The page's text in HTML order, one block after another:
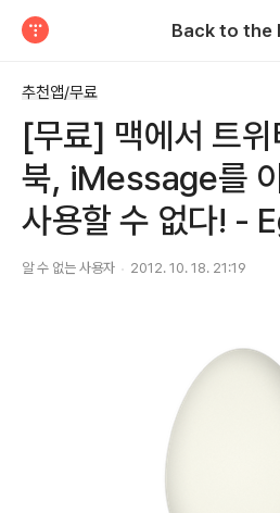
Back to the
추천앱/무료
[무료] 맥에서 트
북, iMessage를
사용할 수 없다! -
알 수 없는 사용자 2012. 10. 18. 21:19